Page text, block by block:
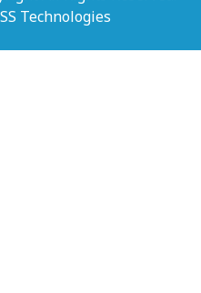
Technologies